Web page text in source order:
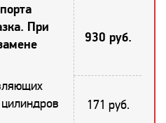
При
930 руб.
171 руб.